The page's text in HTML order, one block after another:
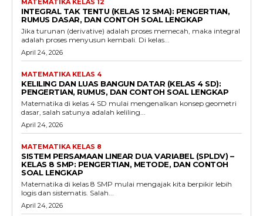
INTEGRAL TAK TENTU (KELAS 12 SMA): PENGERTIAN,
RUMUS DASAR, DAN CONTOH SOAL LENGKAP
Jika turunan (derivative) adalah proses memecah, maka integral
adalah proses menyusun kembali. Di kelas...
April 24, 2026
MATEMATIKA KELAS 4
KELILING DAN LUAS BANGUN DATAR (KELAS 4 SD):
PENGERTIAN, RUMUS, DAN CONTOH SOAL LENGKAP
Matematika di kelas 4 SD mulai mengenalkan konsep geometri
dasar, salah satunya adalah keliling...
April 24, 2026
MATEMATIKA KELAS 8
SISTEM PERSAMAAN LINEAR DUA VARIABEL (SPLDV) –
KELAS 8 SMP: PENGERTIAN, METODE, DAN CONTOH
SOAL LENGKAP
Matematika di kelas 8 SMP mulai mengajak kita berpikir lebih
logis dan sistematis. Salah...
April 24, 2026